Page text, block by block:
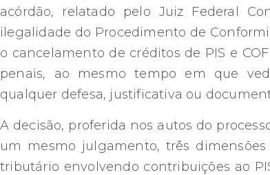
acórdão, relatado pelo Juiz Federal
ilegalidade do Procedimento de
o cancelamento de créditos de PIS e
penais, ao mesmo tempo em que
qualquer defesa, justificativa ou
A decisão, proferida nos autos do
um mesmo julgamento, três
tributário envolvendo contribuições ao